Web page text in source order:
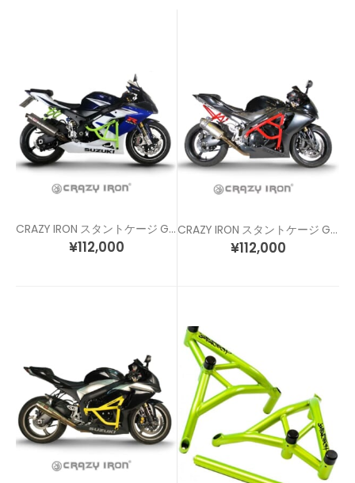
CRAZY IRON スタントケージ GSX-R1000 (05-06)
¥112,000
CRAZY IRON スタントケージ GSX-R1000(07-08)
¥112,000